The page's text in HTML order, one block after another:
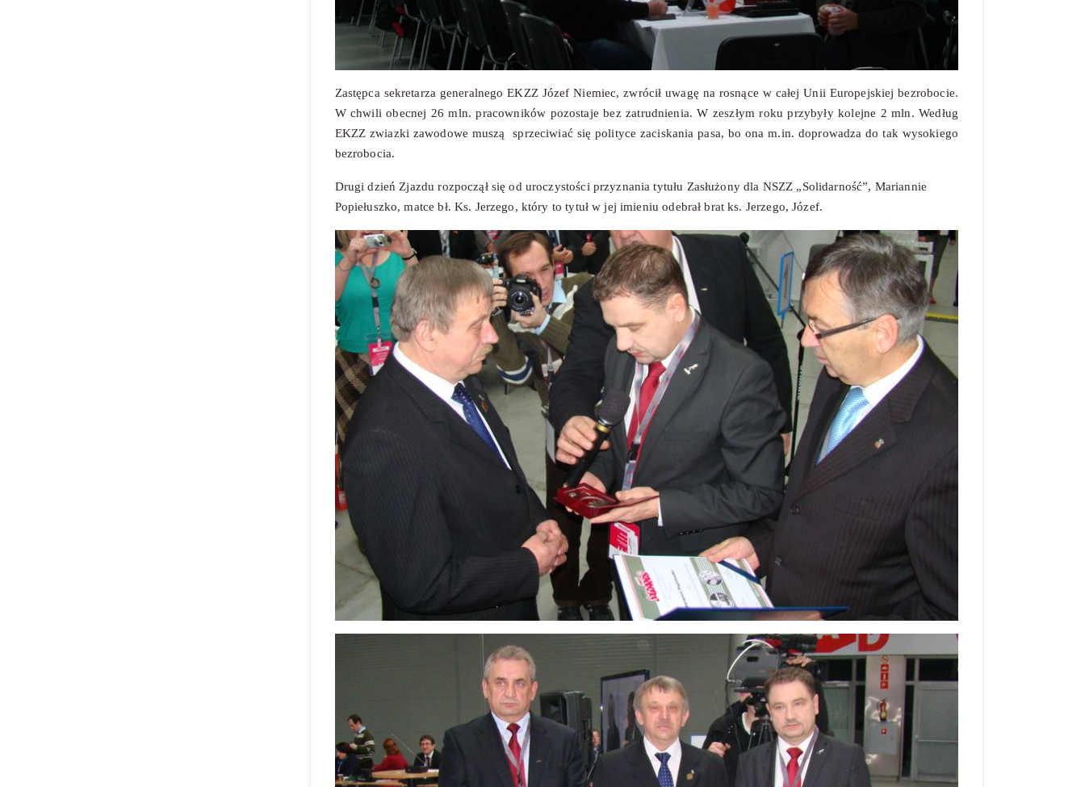
Zastępca sekretarza generalnego EKZZ Józef Niemiec, zwrócił uwagę na rosnące w całej Unii Europejskiej bezrobocie.
W chwili obecnej 26 mln. pracowników pozostaje bez zatrudnienia. W zeszłym roku przybyły kolejne 2 mln. Według
EKZZ zwiazki zawodowe muszą sprzeciwiać się polityce zaciskania pasa, bo ona m.in. doprowadza do tak wysokiego
bezrobocia.
Drugi dzień Zjazdu rozpoczął się od uroczystości przyznania tytułu Zasłużony dla NSZZ „Solidarność”, Mariannie
Popiełuszko, matce bł. Ks. Jerzego, który to tytuł w jej imieniu odebrał brat ks. Jerzego, Józef.